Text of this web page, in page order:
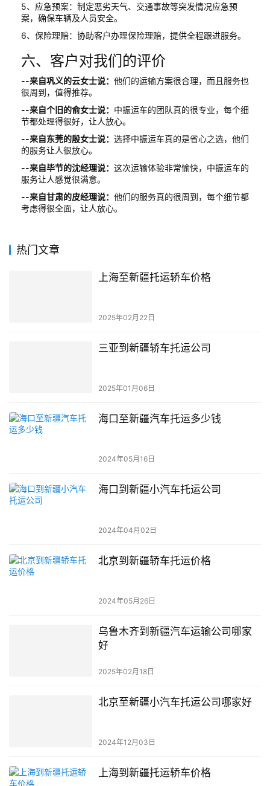
5、应急预案：制定恶劣天气、交通事故等突发情况应急预
案，确保车辆及人员安全。
6、保险理赔：协助客户办理保险理赔，提供全程跟进服务。
六、客户对我们的评价
--来自巩义的云女士说： 他们的运输方案很合理，而且服务也
很周到，值得推荐。
--来自个旧的俞女士说： 中振运车的团队真的很专业，每个细
节都处理得很好，让人放心。
--来自东莞的殷女士说： 选择中振运车真的是省心之选，他们
的服务让人很放心。
--来自毕节的沈经理说： 这次运输体验非常愉快，中振运车的
服务让人感觉很满意。
--来自甘肃的皮经理说： 他们的服务真的很周到，每个细节都
考虑得很全面，让人放心。
热门文章
上海至新疆托运轿车价格
2025年02月22日
三亚到新疆轿车托运公司
2025年01月06日
海口至新疆汽车托运多少钱
2024年05月16日
海口到新疆小汽车托运公司
2024年04月02日
北京到新疆轿车托运价格
2024年05月26日
乌鲁木齐到新疆汽车运输公司哪家
好
2025年02月18日
北京至新疆小汽车托运公司哪家好
2024年12月03日
上海到新疆托运轿车价格